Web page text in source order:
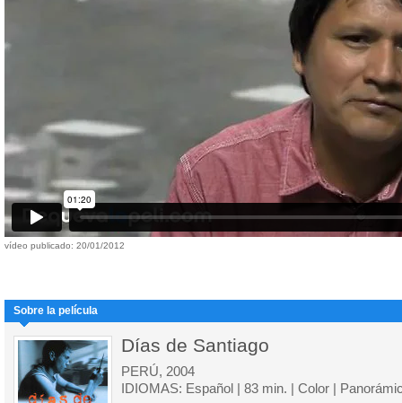
vídeo publicado: 20/01/2012
Sobre la película
Días de Santiago
PERÚ, 2004
IDIOMAS: Español | 83 min. | Color |